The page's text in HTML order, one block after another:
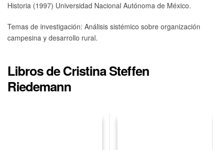
Historia (1997) Universidad Nacional Autónoma de México.
Temas de investigación: Análisis sistémico sobre organización
campesina y desarrollo rural.
Libros de Cristina Steffen
Riedemann